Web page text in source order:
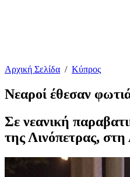
Αρχική Σελίδα / Κύπρος
Νεαροί έθεσαν
Σε νεανική
της Λινόπετρας,